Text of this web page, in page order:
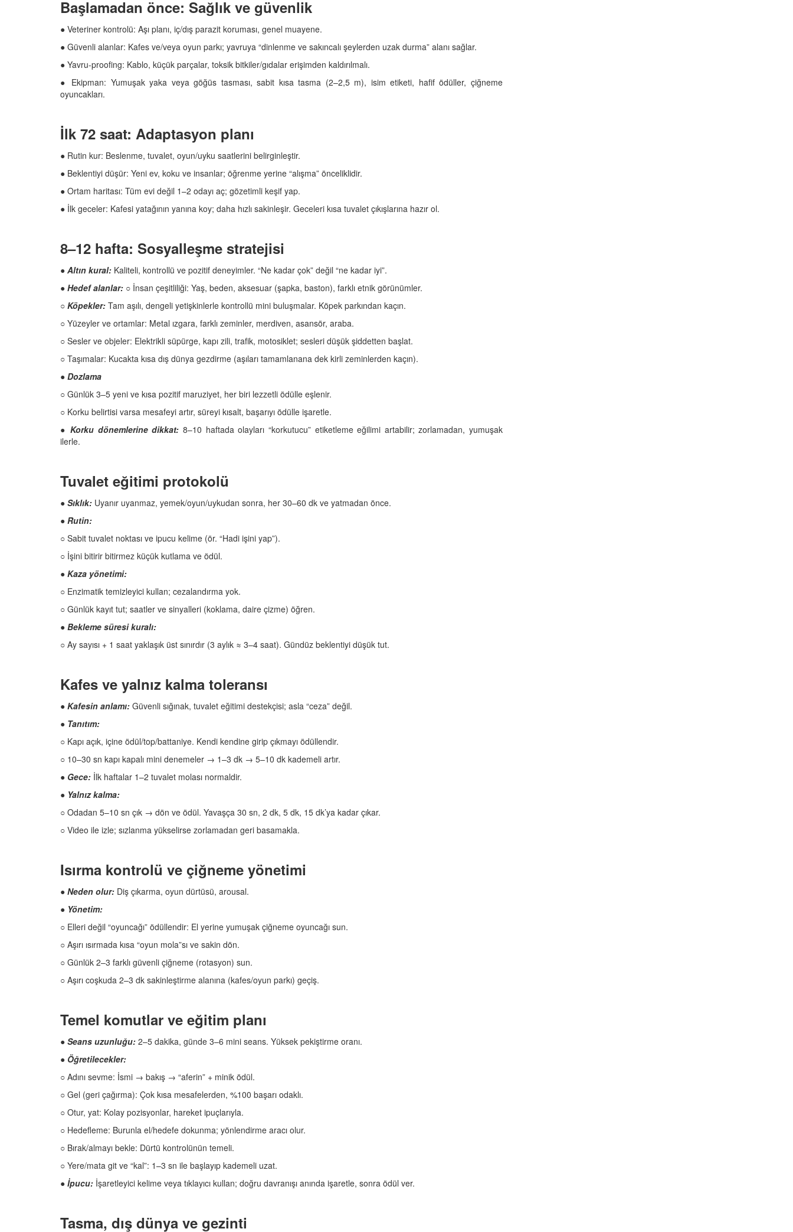
Başlamadan önce: Sağlık ve güvenlik
● Veteriner kontrolü: Aşı planı, iç/dış parazit koruması, genel muayene.
● Güvenli alanlar: Kafes ve/veya oyun parkı; yavruya “dinlenme ve sakıncalı şeylerden uzak durma” alanı sağlar.
● Yavru-proofing: Kablo, küçük parçalar, toksik bitkiler/gıdalar erişimden kaldırılmalı.
● Ekipman: Yumuşak yaka veya göğüs tasması, sabit kısa tasma (2–2,5 m), isim etiketi, hafif ödüller, çiğneme
oyuncakları.
İlk 72 saat: Adaptasyon planı
● Rutin kur: Beslenme, tuvalet, oyun/uyku saatlerini belirginleştir.
● Beklentiyi düşür: Yeni ev, koku ve insanlar; öğrenme yerine “alışma” önceliklidir.
● Ortam haritası: Tüm evi değil 1–2 odayı aç; gözetimli keşif yap.
● İlk geceler: Kafesi yatağının yanına koy; daha hızlı sakinleşir. Geceleri kısa tuvalet çıkışlarına hazır ol.
8–12 hafta: Sosyalleşme stratejisi
● Altın kural: Kaliteli, kontrollü ve pozitif deneyimler. “Ne kadar çok” değil “ne kadar iyi”.
● Hedef alanlar: ○ İnsan çeşitliliği: Yaş, beden, aksesuar (şapka, baston), farklı etnik görünümler.
○ Köpekler: Tam aşılı, dengeli yetişkinlerle kontrollü mini buluşmalar. Köpek parkından kaçın.
○ Yüzeyler ve ortamlar: Metal ızgara, farklı zeminler, merdiven, asansör, araba.
○ Sesler ve objeler: Elektrikli süpürge, kapı zili, trafik, motosiklet; sesleri düşük şiddetten başlat.
○ Taşımalar: Kucakta kısa dış dünya gezdirme (aşıları tamamlanana dek kirli zeminlerden kaçın).
● Dozlama
○ Günlük 3–5 yeni ve kısa pozitif maruziyet, her biri lezzetli ödülle eşlenir.
○ Korku belirtisi varsa mesafeyi artır, süreyi kısalt, başarıyı ödülle işaretle.
● Korku dönemlerine dikkat: 8–10 haftada olayları “korkutucu” etiketleme eğilimi artabilir; zorlamadan, yumuşak
ilerle.
Tuvalet eğitimi protokolü
● Sıklık: Uyanır uyanmaz, yemek/oyun/uykudan sonra, her 30–60 dk ve yatmadan önce.
● Rutin:
○ Sabit tuvalet noktası ve ipucu kelime (ör. “Hadi işini yap”).
○ İşini bitirir bitirmez küçük kutlama ve ödül.
● Kaza yönetimi:
○ Enzimatik temizleyici kullan; cezalandırma yok.
○ Günlük kayıt tut; saatler ve sinyalleri (koklama, daire çizme) öğren.
● Bekleme süresi kuralı:
○ Ay sayısı + 1 saat yaklaşık üst sınırdır (3 aylık ≈ 3–4 saat). Gündüz beklentiyi düşük tut.
Kafes ve yalnız kalma toleransı
● Kafesin anlamı: Güvenli sığınak, tuvalet eğitimi destekçisi; asla “ceza” değil.
● Tanıtım:
○ Kapı açık, içine ödül/top/battaniye. Kendi kendine girip çıkmayı ödüllendir.
○ 10–30 sn kapı kapalı mini denemeler → 1–3 dk → 5–10 dk kademeli artır.
● Gece: İlk haftalar 1–2 tuvalet molası normaldir.
● Yalnız kalma:
○ Odadan 5–10 sn çık → dön ve ödül. Yavaşça 30 sn, 2 dk, 5 dk, 15 dk’ya kadar çıkar.
○ Video ile izle; sızlanma yükselirse zorlamadan geri basamakla.
Isırma kontrolü ve çiğneme yönetimi
● Neden olur: Diş çıkarma, oyun dürtüsü, arousal.
● Yönetim:
○ Elleri değil “oyuncağı” ödüllendir: El yerine yumuşak çiğneme oyuncağı sun.
○ Aşırı ısırmada kısa “oyun mola”sı ve sakin dön.
○ Günlük 2–3 farklı güvenli çiğneme (rotasyon) sun.
○ Aşırı coşkuda 2–3 dk sakinleştirme alanına (kafes/oyun parkı) geçiş.
Temel komutlar ve eğitim planı
● Seans uzunluğu: 2–5 dakika, günde 3–6 mini seans. Yüksek pekiştirme oranı.
● Öğretilecekler:
○ Adını sevme: İsmi → bakış → “aferin” + minik ödül.
○ Gel (geri çağırma): Çok kısa mesafelerden, %100 başarı odaklı.
○ Otur, yat: Kolay pozisyonlar, hareket ipuçlarıyla.
○ Hedefleme: Burunla el/hedefe dokunma; yönlendirme aracı olur.
○ Bırak/almayı bekle: Dürtü kontrolünün temeli.
○ Yere/mata git ve “kal”: 1–3 sn ile başlayıp kademeli uzat.
● İpucu: İşaretleyici kelime veya tıklayıcı kullan; doğru davranışı anında işaretle, sonra ödül ver.
Tasma, dış dünya ve gezinti